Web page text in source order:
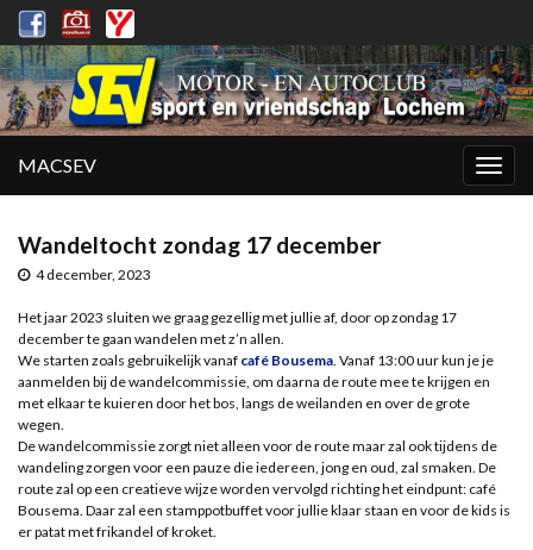
MACSEV
Wandeltocht zondag 17 december
4 december, 2023
Het jaar 2023 sluiten we graag gezellig met jullie af, door op zondag 17
december te gaan wandelen met z’n allen.
We starten zoals gebruikelijk vanaf café Bousema . Vanaf 13:00 uur kun je je
aanmelden bij de wandelcommissie, om daarna de route mee te krijgen en
met elkaar te kuieren door het bos, langs de weilanden en over de grote
wegen.
De wandelcommissie zorgt niet alleen voor de route maar zal ook tijdens de
wandeling zorgen voor een pauze die iedereen, jong en oud, zal smaken. De
route zal op een creatieve wijze worden vervolgd richting het eindpunt: café
Bousema. Daar zal een stamppotbuffet voor jullie klaar staan en voor de kids is
er patat met frikandel of kroket.